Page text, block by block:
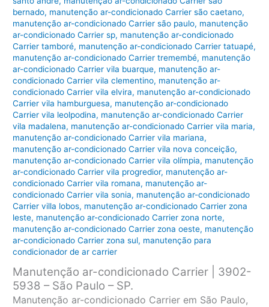
bernado, manutenção ar-condicionado Carrier são caetano,
manutenção ar-condicionado Carrier são paulo, manutenção
ar-condicionado Carrier sp, manutenção ar-condicionado
Carrier tamboré, manutenção ar-condicionado Carrier tatuapé,
manutenção ar-condicionado Carrier tremembé, manutenção
ar-condicionado Carrier vila buarque, manutenção ar-
condicionado Carrier vila clementino, manutenção ar-
condicionado Carrier vila elvira, manutenção ar-condicionado
Carrier vila hamburguesa, manutenção ar-condicionado
Carrier vila leolpodina, manutenção ar-condicionado Carrier
vila madalena, manutenção ar-condicionado Carrier vila maria,
manutenção ar-condicionado Carrier vila mariana,
manutenção ar-condicionado Carrier vila nova conceição,
manutenção ar-condicionado Carrier vila olímpia, manutenção
ar-condicionado Carrier vila progredior, manutenção ar-
condicionado Carrier vila romana, manutenção ar-
condicionado Carrier vila sonia, manutenção ar-condicionado
Carrier villa lobos, manutenção ar-condicionado Carrier zona
leste, manutenção ar-condicionado Carrier zona norte,
manutenção ar-condicionado Carrier zona oeste, manutenção
ar-condicionado Carrier zona sul, manutenção para
condicionador de ar carrier
Manutenção ar-condicionado Carrier | 3902-
5938 – São Paulo – SP.
Manutenção ar-condicionado Carrier em São Paulo,